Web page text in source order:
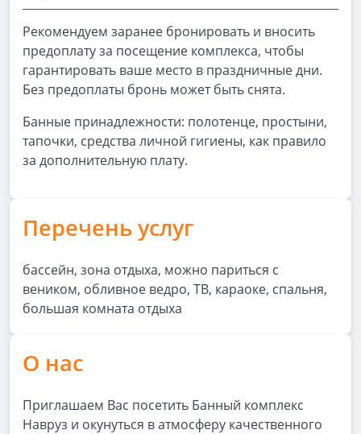
Рекомендуем заранее бронировать и вносить
предоплату за посещение комплекса, чтобы
гарантировать ваше место в праздничные дни.
Без предоплаты бронь может быть снята.
Банные принадлежности: полотенце, простыни,
тапочки, средства личной гигиены, как правило
за дополнительную плату.
Перечень услуг
бассейн, зона отдыха, можно париться с
веником, обливное ведро, ТВ, караоке, спальня,
большая комната отдыха
О нас
Приглашаем Вас посетить Банный комплекс
Навруз и окунуться в атмосферу качественного